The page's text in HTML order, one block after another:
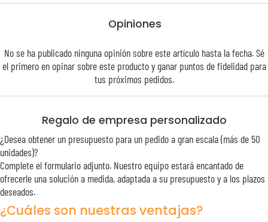
Opiniones
No se ha publicado ninguna opinión sobre este artículo hasta la fecha. Sé
el primero en opinar sobre este producto y ganar puntos defidelidadpara
tus próximos pedidos.
Regalo de empresa personalizado
¿Desea obtener un presupuesto para un pedido a gran escala (más de 50
unidades)?
Complete el formulario adjunto. Nuestro equipo estará encantado de
ofrecerle una solución a medida, adaptada a su presupuesto y a los plazos
deseados.
¿Cuáles son nuestras ventajas?